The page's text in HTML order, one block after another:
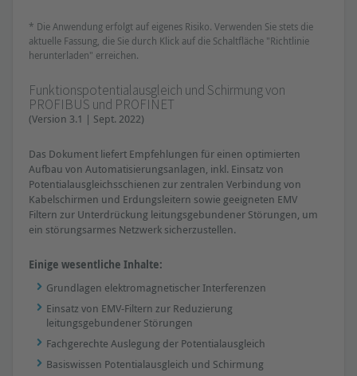
* Die Anwendung erfolgt auf eigenes Risiko. Verwenden Sie stets die
aktuelle Fassung, die Sie durch Klick auf die Schaltfläche "Richtlinie
herunterladen" erreichen.
Funktionspotentialausgleich und Schirmung von
PROFIBUS und PROFINET
(Version 3.1 | Sept. 2022)
Das Dokument liefert Empfehlungen für einen optimierten
Aufbau von Automatisierungsanlagen, inkl. Einsatz von
Potentialausgleichsschienen zur zentralen Verbindung von
Kabelschirmen und Erdungsleitern sowie geeigneten EMV
Filtern zur Unterdrückung leitungsgebundener Störungen, um
ein störungsarmes Netzwerk sicherzustellen.
Einige wesentliche Inhalte:
Grundlagen elektromagnetischer Interferenzen
Einsatz von EMV-Filtern zur Reduzierung
leitungsgebundener Störungen
Fachgerechte Auslegung der Potentialausgleich
Basiswissen Potentialausgleich und Schirmung